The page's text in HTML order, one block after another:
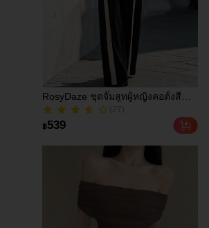
RosyDaze ชุดจั๊มสูทผู้หญิงคอตั้งสี
บล็อก มีกระเป๋า แขนกุด สไตล์หรูหรา
฿539